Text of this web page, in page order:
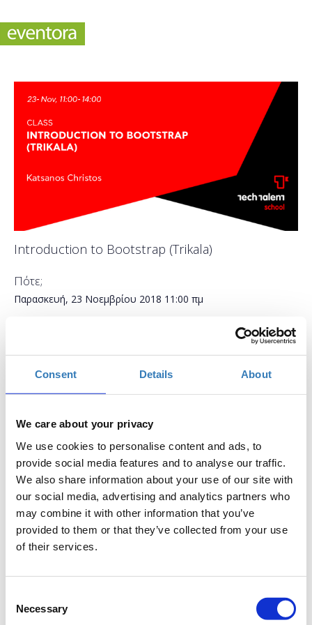
Consent Details About
We care about your privacy
We use cookies to personalise content and ads, to
provide social media features and to analyse our traffic.
We also share information about your use of our site with
our social media, advertising and analytics partners who
may combine it with other information that you’ve
provided to them or that they’ve collected from your use
of their services.
Selection
Necessary
Introduction to Bootstrap (Trikala)
Πότε;
Παρασκευή, 23 Νοεμβρίου 2018 11:00 πμ
To Bootstrap είναι το πιο δημοφιλές HTML, CSS, and
JS framework για την κατασκευή responsive, mobile
εύκολο και ευχάριστο χάρη στις ολοκληρωμένες
βιβλιοθήκες του. Δοκιμάστε γρήγορα τις ιδέες σας,
δημιουργήστε ολόκληρη την εφαρμογή σας ή